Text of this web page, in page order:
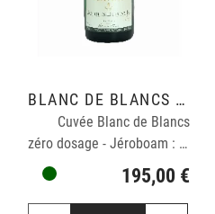
BLANC DE BLANCS GRAND CRU
Cuvée Blanc de Blancs
zéro dosage - Jéroboam : 3L
195,00 €